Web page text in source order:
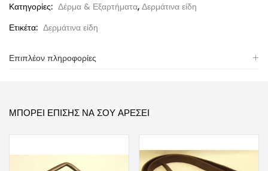
Κατηγορίες: Δέρμα & Εξαρτήματα, Δερμάτινα είδη
Ετικέτα: Δερμάτινα είδη
Επιπλέον πληροφορίες
ΜΠΟΡΕΊ ΕΠΊΣΗΣ ΝΑ ΣΟΥ ΑΡΈΣΕΙ